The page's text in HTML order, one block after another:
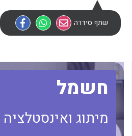
לכל מוצרי היצרן
שתף סידרה
חשמל
מיתוג